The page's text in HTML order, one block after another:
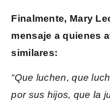
Finalmente, Mary
mensaje a quienes
similares:
“Que luchen, que
por sus hijos, que la